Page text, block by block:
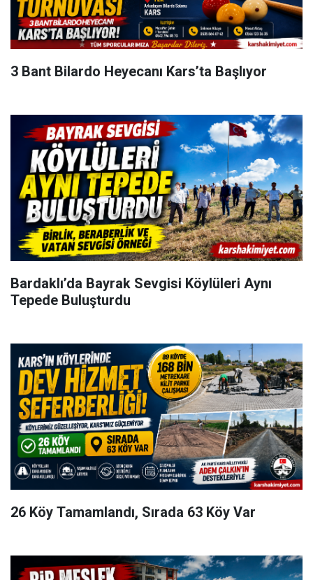
3 Bant Bilardo Heyecanı Kars’ta Başlıyor
Bardaklı’da Bayrak Sevgisi Köylüleri Aynı
Tepede Buluşturdu
26 Köy Tamamlandı, Sırada 63 Köy Var